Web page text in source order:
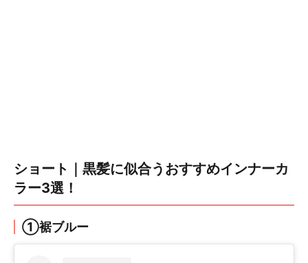
ショート｜黒髪に似合うおすすめインナーカ
ラー3選！
①裾ブルー